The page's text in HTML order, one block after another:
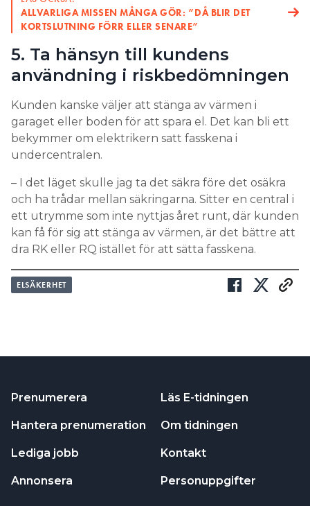
ALLVARLIGA MISSEN MÅNGA GÖR: ”DÅ BLIR DET
KORTSLUTNING FÖRR ELLER SENARE”
5. Ta hänsyn till kundens
användning i riskbedömningen
Kunden kanske väljer att stänga av värmen i
garaget eller boden för att spara el. Det kan bli ett
bekymmer om elektrikern satt fasskena i
undercentralen.
– I det läget skulle jag ta det säkra före det osäkra
och ha trådar mellan säkringarna. Sitter en central i
ett utrymme som inte nyttjas året runt, där kunden
kan få för sig att stänga av värmen, är det bättre att
dra RK eller RQ istället för att sätta fasskena.
ELSÄKERHET
Prenumerera
Hantera prenumeration
Lediga jobb
Annonsera
Läs E-tidningen
Om tidningen
Kontakt
Personuppgifter